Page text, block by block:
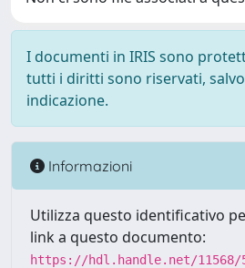
I documenti in IRIS sono
tutti i diritti sono riservati,
indicazione.
Informazioni
Utilizza questo identificativo
link a questo documento:
https://hdl.handle.net/11568/